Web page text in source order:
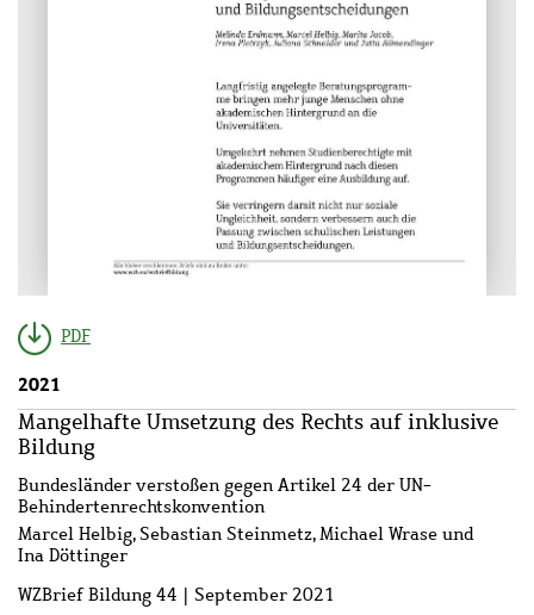
PDF
2021
Mangelhafte Umsetzung des Rechts auf inklusive
Bildung
Bundesländer verstoßen gegen Artikel 24 der UN-
Behinderten­rechtskonvention
Marcel Helbig, Sebastian Steinmetz, Michael Wrase und
Ina Döttinger
WZBrief Bildung 44 | September 2021